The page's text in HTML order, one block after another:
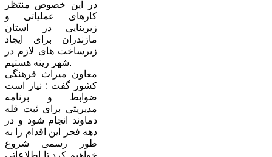
در این خصوص منتظر
کارهای عملیاتی و
زیربنایی در استان
مازندران برای ایجاد
زیرساخت های لازم در
شهر رینه هستیم.
معاون میراث فرهنگی
کشور گفت : نیاز است
ضوابط و برنامه
مدیریتی برای ثبت قله
دماوند انجام شود و در
دهه فجر این اقدام را به
طور رسمی شروع
خواهیم کرد تا اطلاعاتی